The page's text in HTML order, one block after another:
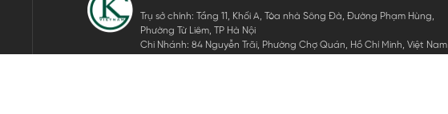
Trụ sở chính: Tầng 11, Khối A, Tòa nhà Sông Đà, Đường Phạm Hùng,
Phường Từ Liêm, TP Hà Nội
Chi Nhánh: 84 Nguyễn Trãi, Phường Chợ Quán, Hồ Chí Minh, Việt Nam